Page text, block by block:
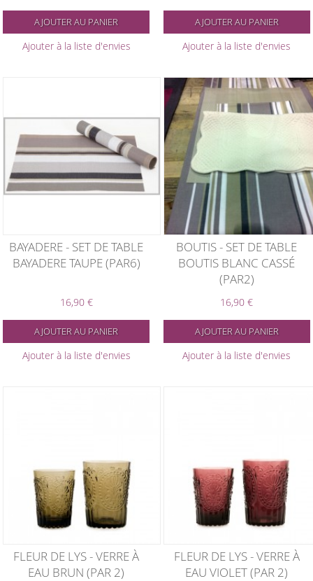
AJOUTER AU PANIER
Ajouter à la liste d'envies
AJOUTER AU PANIER
Ajouter à la liste d'envies
BAYADERE - SET DE TABLE
BAYADERE TAUPE (PAR6)
16,90 €
AJOUTER AU PANIER
Ajouter à la liste d'envies
BOUTIS - SET DE TABLE
BOUTIS BLANC CASSÉ
(PAR2)
16,90 €
AJOUTER AU PANIER
Ajouter à la liste d'envies
FLEUR DE LYS - VERRE À
EAU BRUN (PAR 2)
FLEUR DE LYS - VERRE À
EAU VIOLET (PAR 2)